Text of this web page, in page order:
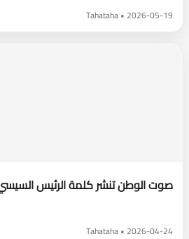
2026-05-19 • Tahataha
صوت الوطن تنشر كلمة الرئيس
2026-04-24 • Tahataha